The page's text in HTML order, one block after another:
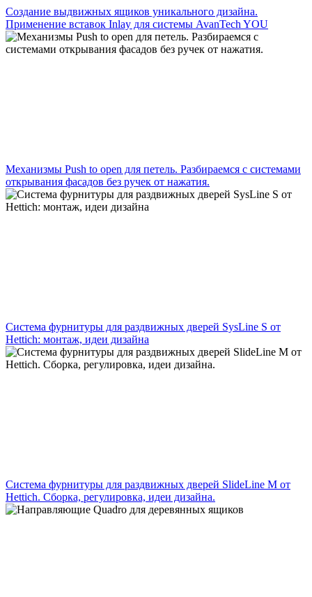
Создание выдвижных ящиков уникального дизайна.
Применение вставок Inlay для системы AvanTech YOU
Механизмы Push to open для петель. Разбираемся с системами
открывания фасадов без ручек от нажатия.
Cистема фурнитуры для раздвижных дверей SysLine S от
Hettich: монтаж, идеи дизайна
Cистема фурнитуры для раздвижных дверей SlideLine M от
Hettich. Сборка, регулировка, идеи дизайна.